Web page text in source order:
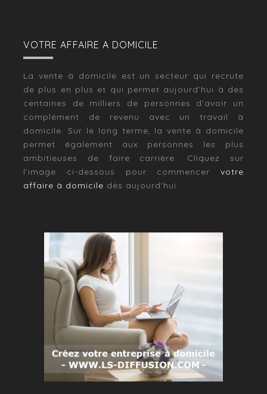
VOTRE AFFAIRE A DOMICILE
La vente à domicile est un secteur qui recrute
de plus en plus et qui permet aujourd’hui à des
centaines de milliers de personnes d’avoir un
complément de revenu avec un travail à
domicile. Sur le long terme, la vente à domicile
permet également aux personnes les plus
ambitieuses de faire carrière. Cliquez sur
l'image ci-dessous pour commencer votre
affaire à domicile dès aujourd'hui.